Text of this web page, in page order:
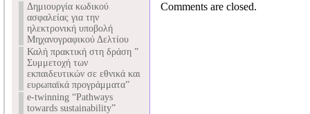
Δημιουργία κωδικού
ασφαλείας για την
ηλεκτρονική υποβολή
Μηχανογραφικού Δελτίου
Καλή πρακτική στη δράση ”
Συμμετοχή των
εκπαιδευτικών σε εθνικά και
ευρωπαϊκά προγράμματα”
e-twinning “Pathways
towards sustainability”
Comments are closed.